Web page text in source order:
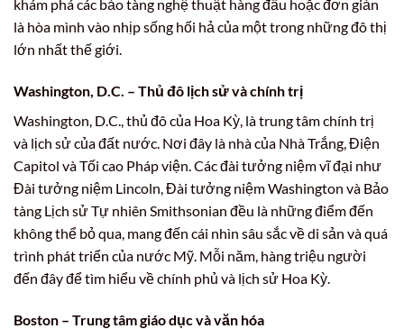
khám phá các bảo tàng nghệ thuật hàng đầu hoặc đơn giản
là hòa mình vào nhịp sống hối hả của một trong những đô thị
lớn nhất thế giới.
Washington, D.C. – Thủ đô lịch sử và chính trị
Washington, D.C., thủ đô của Hoa Kỳ, là trung tâm chính trị
và lịch sử của đất nước. Nơi đây là nhà của Nhà Trắng, Điện
Capitol và Tối cao Pháp viện. Các đài tưởng niệm vĩ đại như
Đài tưởng niệm Lincoln, Đài tưởng niệm Washington và Bảo
tàng Lịch sử Tự nhiên Smithsonian đều là những điểm đến
không thể bỏ qua, mang đến cái nhìn sâu sắc về di sản và quá
trình phát triển của nước Mỹ. Mỗi năm, hàng triệu người
đến đây để tìm hiểu về chính phủ và lịch sử Hoa Kỳ.
Boston – Trung tâm giáo dục và văn hóa